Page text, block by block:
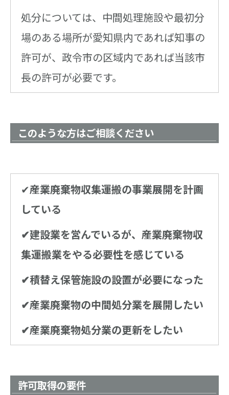
処分については、中間処理施設や最初分
場のある場所が愛知県内であれば知事の
許可が、政令市の区域内であれば当該市
長の許可が必要です。
このような方はご相談ください
✔産業廃棄物収集運搬の事業展開を計画
している
✔建設業を営んでいるが、産業廃棄物収
集運搬業をやる必要性を感じている
✔積替え保管施設の設置が必要になった
✔産業廃棄物の中間処分業を展開したい
✔産業廃棄物処分業の更新をしたい
許可取得の要件